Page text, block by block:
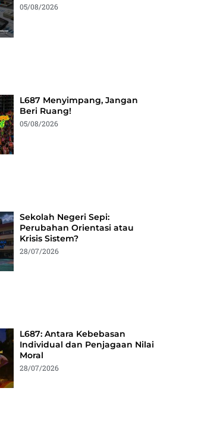
05/08/2026
L687 Menyimpang, Jangan
Beri Ruang!
05/08/2026
Sekolah Negeri Sepi:
Perubahan Orientasi atau
Krisis Sistem?
28/07/2026
L687: Antara Kebebasan
Individual dan Penjagaan Nilai
Moral
28/07/2026